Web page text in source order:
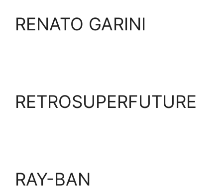
RENATO GARINI
RETROSUPERFUTURE
RAY-BAN